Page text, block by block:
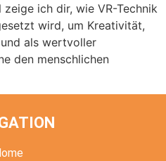
ich dir, wie VR-Technik
wird, um Kreativität,
als wertvoller
den menschlichen